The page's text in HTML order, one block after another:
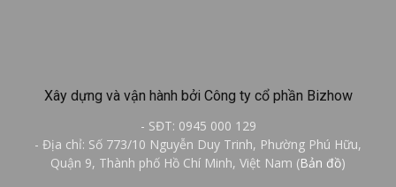
Xây dựng và vận hành bởi Công ty cổ phần Bizhow
- SĐT: 0945 000 129
- Địa chỉ: Số 773/10 Nguyễn Duy Trinh, Phường Phú Hữu,
Quận 9, Thành phố Hồ Chí Minh, Việt Nam (Bản đồ)